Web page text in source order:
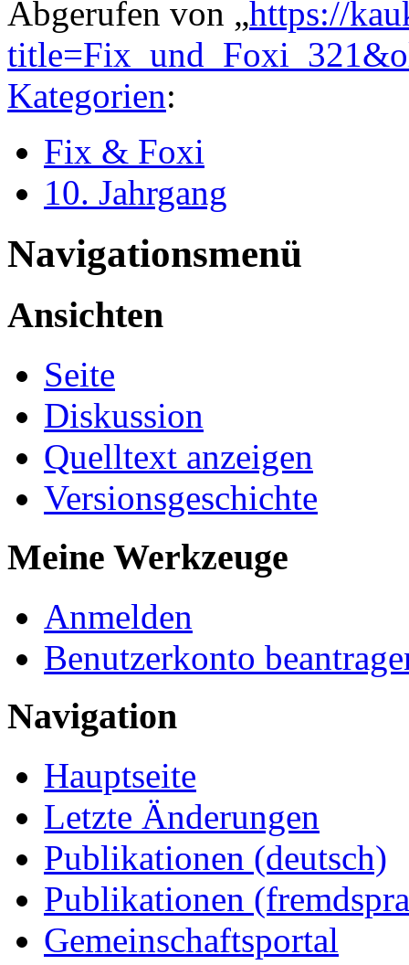
Abgerufen von „https://
Kategorien:
Fix & Foxi
10. Jahrgang
Navigationsmenü
Ansichten
Seite
Diskussion
Quelltext anzeigen
Versionsgeschichte
Meine Werkzeuge
Anmelden
Benutzerkonto
Navigation
Hauptseite
Letzte Änderungen
Publikationen (deutsch)
Publikationen
Gemeinschaftsportal